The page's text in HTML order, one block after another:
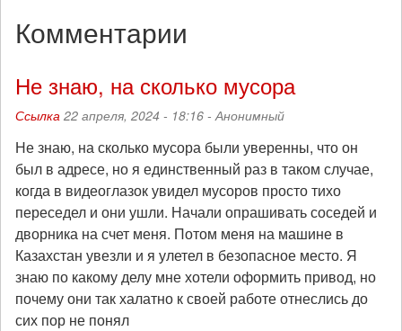
Комментарии
Не знаю, на сколько мусора
Ссылка 22 апреля, 2024 - 18:16 - Анонимный
Не знаю, на сколько мусора были уверенны, что он
был в адресе, но я единственный раз в таком случае,
когда в видеоглазок увидел мусоров просто тихо
переседел и они ушли. Начали опрашивать соседей и
дворника на счет меня. Потом меня на машине в
Казахстан увезли и я улетел в безопасное место. Я
знаю по какому делу мне хотели оформить привод, но
почему они так халатно к своей работе отнеслись до
сих пор не понял